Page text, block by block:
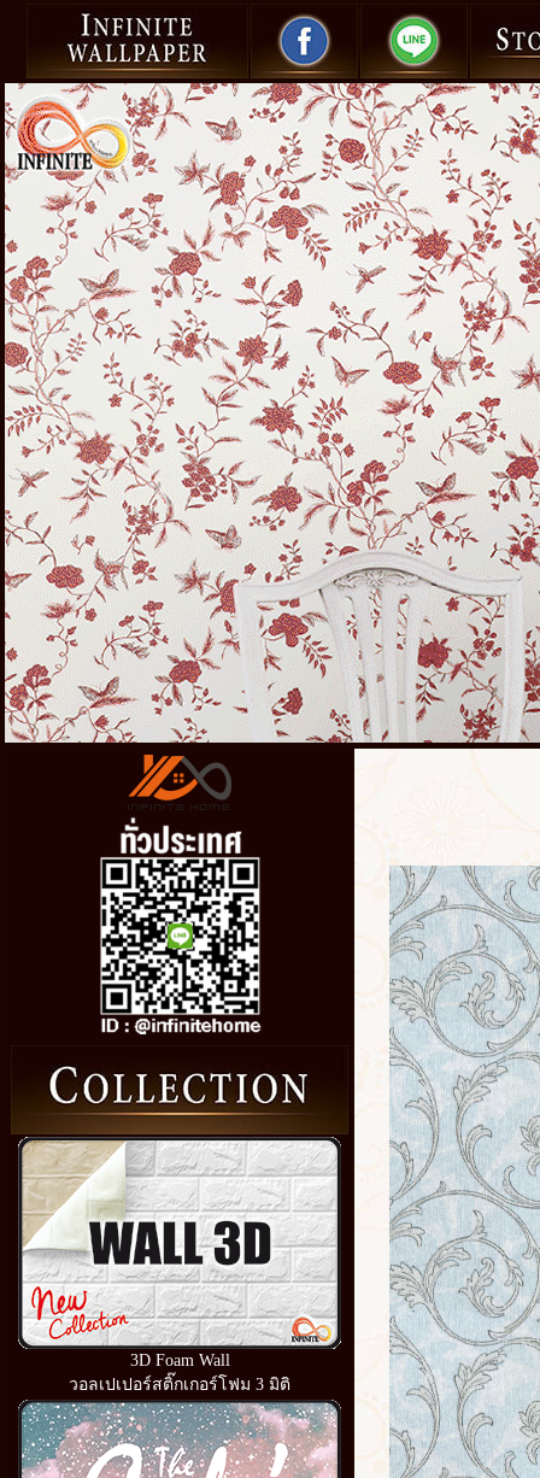
3D Foam Wall
วอลเปเปอร์สติ๊กเกอร์โฟม 3 มิติ